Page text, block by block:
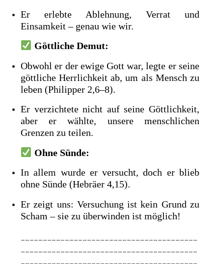
Er erlebte Ablehnung, Verrat und
Einsamkeit – genau wie wir.
Göttliche Demut:
Obwohl er der ewige Gott war, legte er seine
göttliche Herrlichkeit ab, um als Mensch zu
leben (Philipper 2,6–8).
Er verzichtete nicht auf seine Göttlichkeit,
aber er wählte, unsere menschlichen
Grenzen zu teilen.
Ohne Sünde:
In allem wurde er versucht, doch er blieb
ohne Sünde (Hebräer 4,15).
Er zeigt uns: Versuchung ist kein Grund zu
Scham – sie zu überwinden ist möglich!